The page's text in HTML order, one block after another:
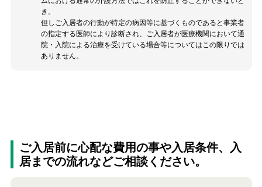
き。
但しご入居者の行動が特定の病因等に基づくものであると事業者
の指定する医師により診断され、ご入居者が医療機関において通
院・入院による治療を受けている場合等についてはこの限りでは
ありません。
ご入居前に心配な費用の事や入居条件、入
居までの流れなどご相談ください。